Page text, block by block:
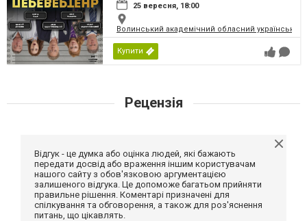
25 вересня, 18:00
Волинський академічний обласний
Купити
Рецензія
Відгук - це думка або оцінка людей, які бажають
передати досвід або враження іншим користувачам
нашого сайту з обов'язковою аргументацією
залишеного відгука. Це допоможе багатьом прийняти
правильне рішення. Коментарі призначені для
спілкування та обговорення, а також для роз'яснення
питань, що цікавлять.